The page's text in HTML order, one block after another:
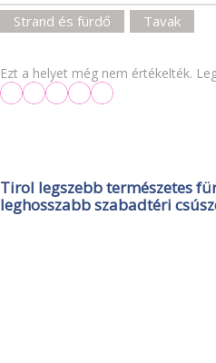
Strand és fürdő Tavak
Ezt a helyet még nem értékelték.
Tirol legszebb természetes
leghosszabb szabadtéri